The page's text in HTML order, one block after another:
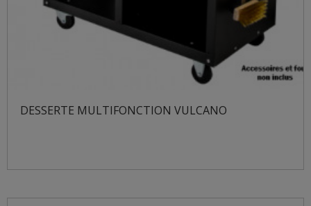
DESSERTE MULTIFONCTION VULCANO